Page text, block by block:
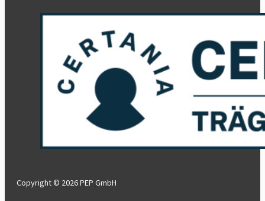
Copyright © 2026 PEP GmbH